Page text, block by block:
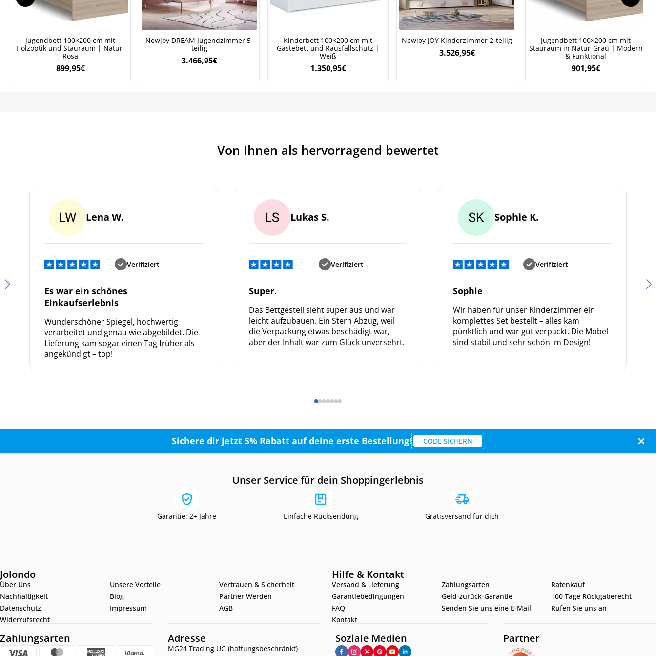
Jugendbett 100×200 cm mit
Holzoptik und Stauraum | Natur-
Rosa
899,95€
Newjoy DREAM Jugendzimmer 5-
teilig
3.466,95€
Kinderbett 100×200 cm mit
Gästebett und Rausfallschutz |
Weiß
1.350,95€
Newjoy JOY Kinderzimmer 2-teilig
3.526,95€
Jugendbett 100×200 cm mit
Stauraum in Natur-Grau | Modern
& Funktional
901,95€
Von Ihnen als hervorragend bewertet
Lena W.
Verifiziert
Es war ein schönes
Einkaufserlebnis
Wunderschöner Spiegel, hochwertig
verarbeitet und genau wie abgebildet. Die
Lieferung kam sogar einen Tag früher als
angekündigt – top!
Lukas S.
Verifiziert
Super.
Das Bettgestell sieht super aus und war
leicht aufzubauen. Ein Stern Abzug, weil
die Verpackung etwas beschädigt war,
aber der Inhalt war zum Glück unversehrt.
Sophie K.
Verifiziert
Sophie
Wir haben für unser Kinderzimmer ein
komplettes Set bestellt – alles kam
pünktlich und war gut verpackt. Die Möbel
sind stabil und sehr schön im Design!
Sichere dir jetzt 5% Rabatt auf deine erste Bestellung! CODE SICHERN
Unser Service für dein Shoppingerlebnis
Garantie: 2+ Jahre Einfache Rücksendung Gratisversand für dich
Jolondo
Über Uns Unsere Vorteile
Vertrauen & Sicherheit
Nachhaltigkeit
Blog
Partner Werden
Datenschutz
Impressum
AGB
Widerrufsrecht
Hilfe & Kontakt
Versand & Lieferung Zahlungsarten
Ratenkauf
Garantiebedingungen
Geld-zurück-Garantie
100 Tage Rückgaberecht
FAQ
Senden Sie uns eine E-Mail
Rufen Sie uns an
Kontakt
Zahlungsarten Adresse
MG24 Trading UG (haftungsbeschränkt)
Soziale Medien Partner
verarbeiten. Lesen Sie unsere
Datenschutzrichtlinie.